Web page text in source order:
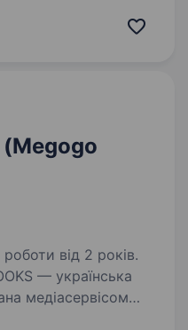
Серед наших
(Megogo
від 2 років.
медіасервісом